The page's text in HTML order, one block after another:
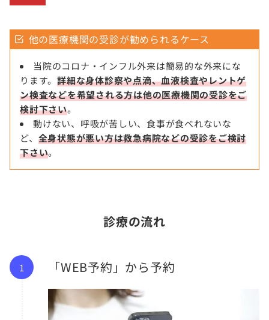
他の医療機関の受診が勧められるケース
当院のコロナ・インフル外来は簡易的な外来にな
ります。 詳細な身体診察や点滴、血液検査やレントゲ
ン検査などを希望される方は他の医療機関の受診をご
検討下さい。
動けない、呼吸が苦しい、食事が食べれないな
ど、 全身状態が悪い方は救急病院などの受診をご検討
下さい。
診療の流れ
「WEB予約」から予約